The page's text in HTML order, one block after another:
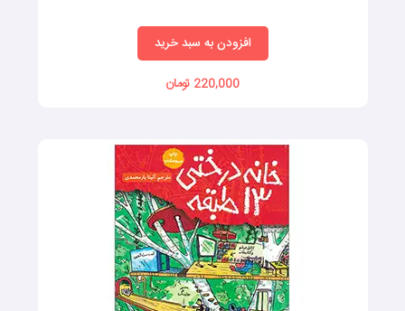
افزودن به سبد خرید
220,000 تومان